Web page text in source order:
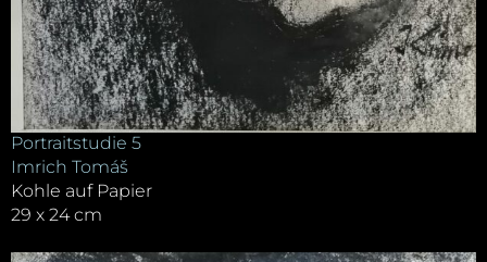
Portraitstudie 5
Imrich Tomáš
Kohle auf Papier
29 x 24 cm